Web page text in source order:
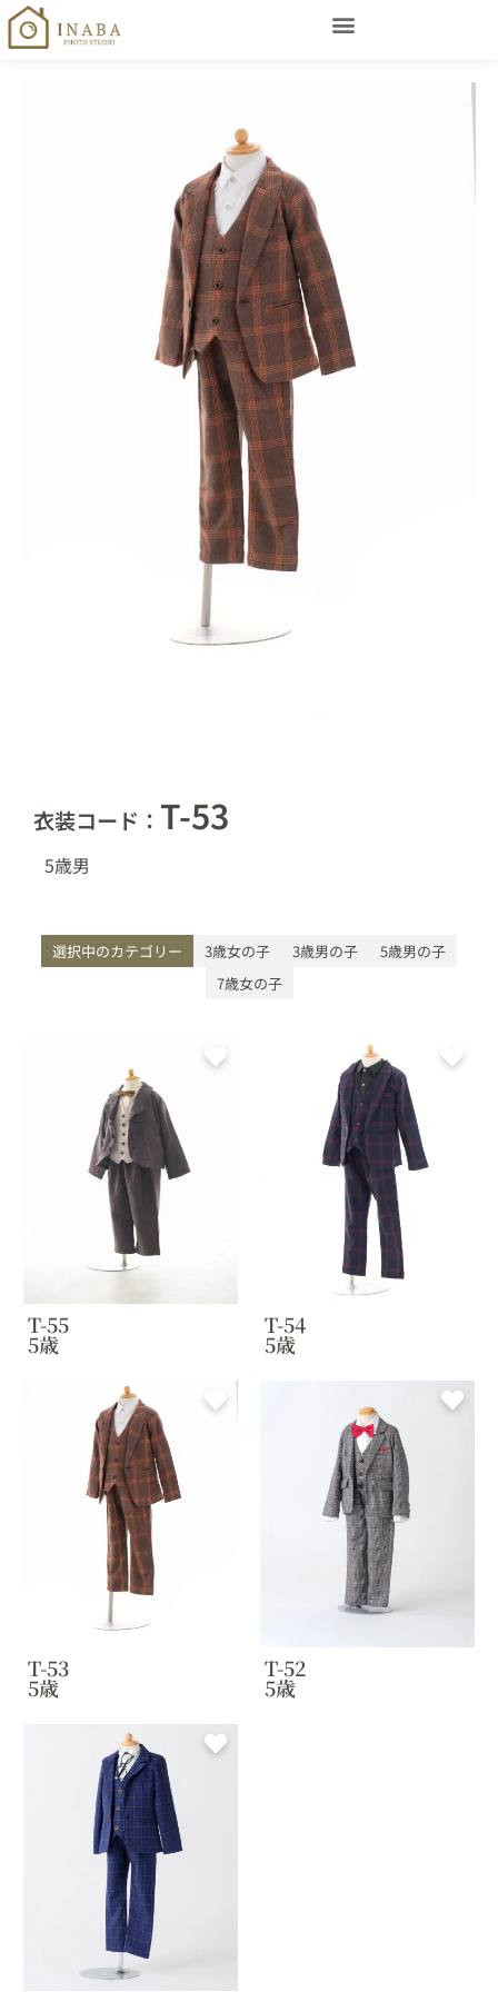
衣装コード： T-53
5歳男
選択中のカテゴリー 3歳女の子 3歳男の子
5歳男の子
7歳女の子
T-55
5歳
T-54
5歳
T-53
5歳
T-52
5歳